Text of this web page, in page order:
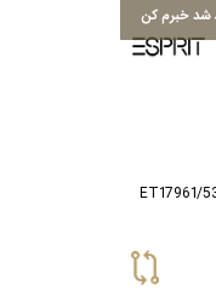
شد خبرم کن